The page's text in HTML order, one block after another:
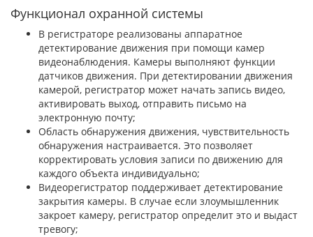
Функционал охранной системы
В регистраторе реализованы аппаратное
детектирование движения при помощи камер
видеонаблюдения. Камеры выполняют функции
датчиков движения. При детектировании движения
камерой, регистратор может начать запись видео,
активировать выход, отправить письмо на
электронную почту;
Область обнаружения движения, чувствительность
обнаружения настраивается. Это позволяет
корректировать условия записи по движению для
каждого объекта индивидуально;
Видеорегистратор поддерживает детектирование
закрытия камеры. В случае если злоумышленник
закроет камеру, регистратор определит это и выдаст
тревогу;